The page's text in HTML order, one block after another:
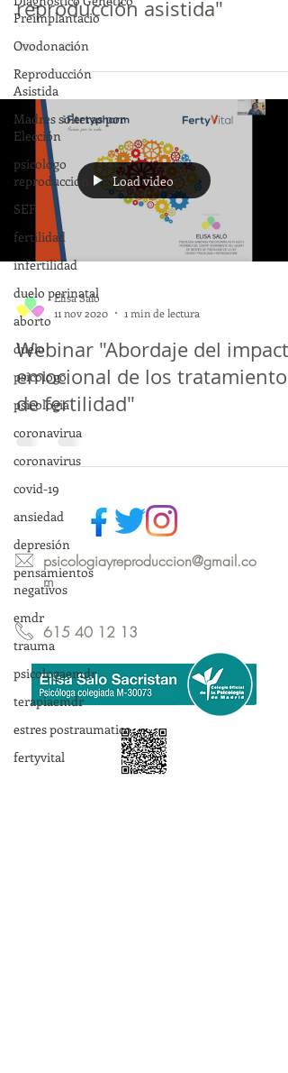
Preimplantacio
Ovodonación
Reproducción
Asistida
Madres solteras por
Elección
psicologo
reproduccion
SEF
fertilidad
infertilidad
duelo perinatal
aborto
duelo
psicologo
psicologia
coronavirua
coronavirus
covid-19
ansiedad
depresión
pensamientos
negativos
emdr
trauma
psicologaemdr
terapiaemdr
estres postraumatico
fertyvital
reproducción asistida"
Load video
Elisa Saló
11 nov 2020
1 min de lectura
Webinar "Abordaje del impacto
emocional de los tratamientos
de fertilidad"
psicologiayreproduccion@gmail.co
m
615 40 12 13